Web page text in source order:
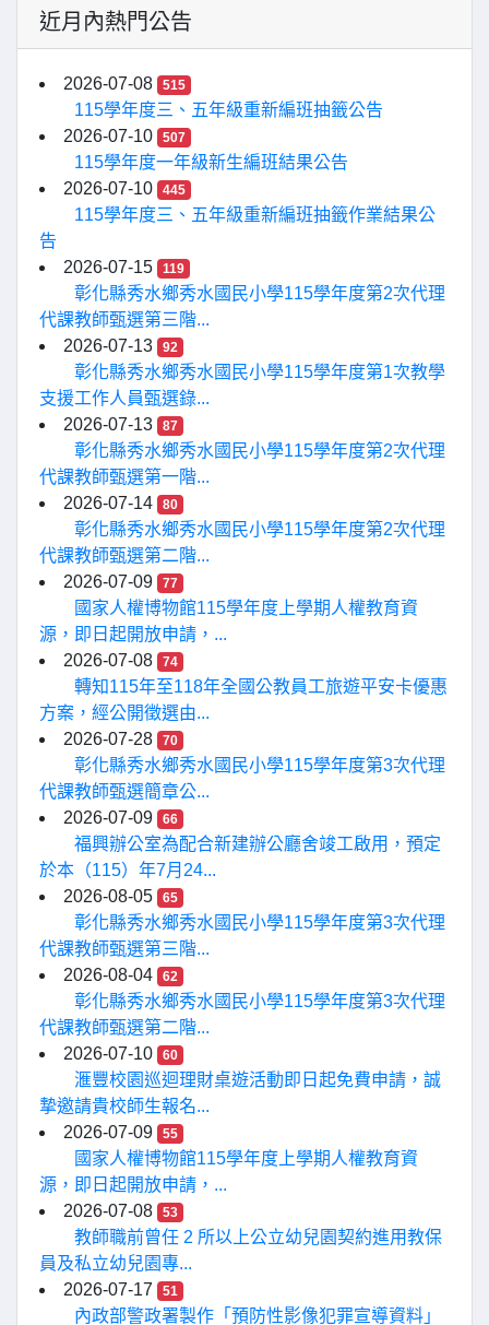
近月內熱門公告
2026-07-08 515
115學年度三、五年級重新編班抽籤公告
2026-07-10
507
115學年度一年級新生編班結果公告
2026-07-10
445
115學年度三、五年級重新編班抽籤作業結果公
告
2026-07-15
119
彰化縣秀水鄉秀水國民小學115學年度第2次代理
代課教師甄選第三階...
2026-07-13
92
彰化縣秀水鄉秀水國民小學115學年度第1次教學
支援工作人員甄選錄...
2026-07-13
87
彰化縣秀水鄉秀水國民小學115學年度第2次代理
代課教師甄選第一階...
2026-07-14
80
彰化縣秀水鄉秀水國民小學115學年度第2次代理
代課教師甄選第二階...
2026-07-09
77
國家人權博物館115學年度上學期人權教育資
源，即日起開放申請，...
2026-07-08
74
轉知115年至118年全國公教員工旅遊平安卡優惠
方案，經公開徵選由...
2026-07-28
70
彰化縣秀水鄉秀水國民小學115學年度第3次代理
代課教師甄選簡章公...
2026-07-09
66
福興辦公室為配合新建辦公廳舍竣工啟用，預定
於本（115）年7月24...
2026-08-05
65
彰化縣秀水鄉秀水國民小學115學年度第3次代理
代課教師甄選第三階...
2026-08-04
62
彰化縣秀水鄉秀水國民小學115學年度第3次代理
代課教師甄選第二階...
2026-07-10
60
滙豐校園巡迴理財桌遊活動即日起免費申請，誠
摯邀請貴校師生報名...
2026-07-09
55
國家人權博物館115學年度上學期人權教育資
源，即日起開放申請，...
2026-07-08
53
教師職前曾任 2 所以上公立幼兒園契約進用教保
員及私立幼兒園專...
2026-07-17
51
內政部警政署製作「預防性影像犯罪宣導資料」